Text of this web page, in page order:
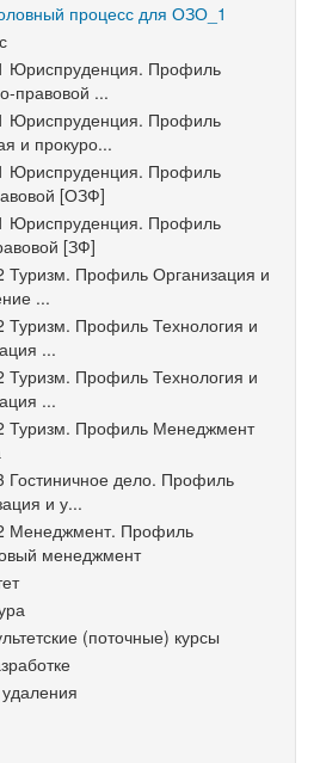
процесс для ОЗО_1
Юриспруденция. Профиль
правовой ...
Юриспруденция. Профиль
и прокуро...
Юриспруденция. Профиль
[ОЗФ]
Юриспруденция. Профиль
[ЗФ]
Туризм. Профиль Организация и
...
Туризм. Профиль Технология и
...
Туризм. Профиль Технология и
...
Гостиничное дело. Профиль
и у...
Менеджмент. Профиль
менеджмент
(поточные) курсы